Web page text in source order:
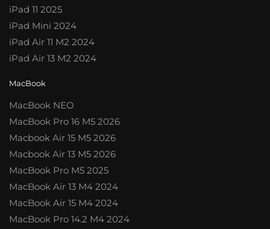
iPad 11 2025
iPad Mini 2024
iPad Air 11 M2 2024
iPad Air 13 M2 2024
MacBook
MacBook NEO
MacBook Pro 16 M5 2026
Macbook Air 15 M5 2026
Macbook Air 13 M5 2026
MacBook Pro M5 2025
MacBook Air 13 M4 2024
MacBook Air 15 M4 2024
MacBook Pro 14.2 M4 2024